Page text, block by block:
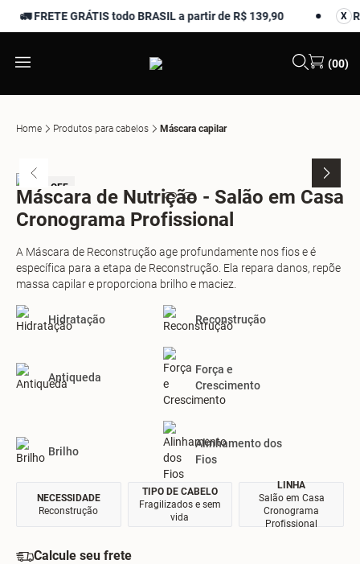
X
🚛 FRETE GRÁTIS todo BRASIL a partir de R$ 139,90
X
(00)
Home Produtos para cabelos Máscara capilar
-35% OFF
Máscara de Nutrição - Salão em Casa
Cronograma Profissional
A Máscara de Reconstrução age profundamente nos fios e é
específica para a etapa de Reconstrução. Ela repara danos, repõe
massa capilar e proporciona brilho e maciez.
Hidratação Reconstrução
Antiqueda
Força e
Crescimento
Brilho
Alinhamento dos
Fios
NECESSIDADE
Reconstrução
TIPO DE CABELO
Fragilizados e sem
vida
LINHA
Salão em Casa
Cronograma
Profissional
Calcule seu frete